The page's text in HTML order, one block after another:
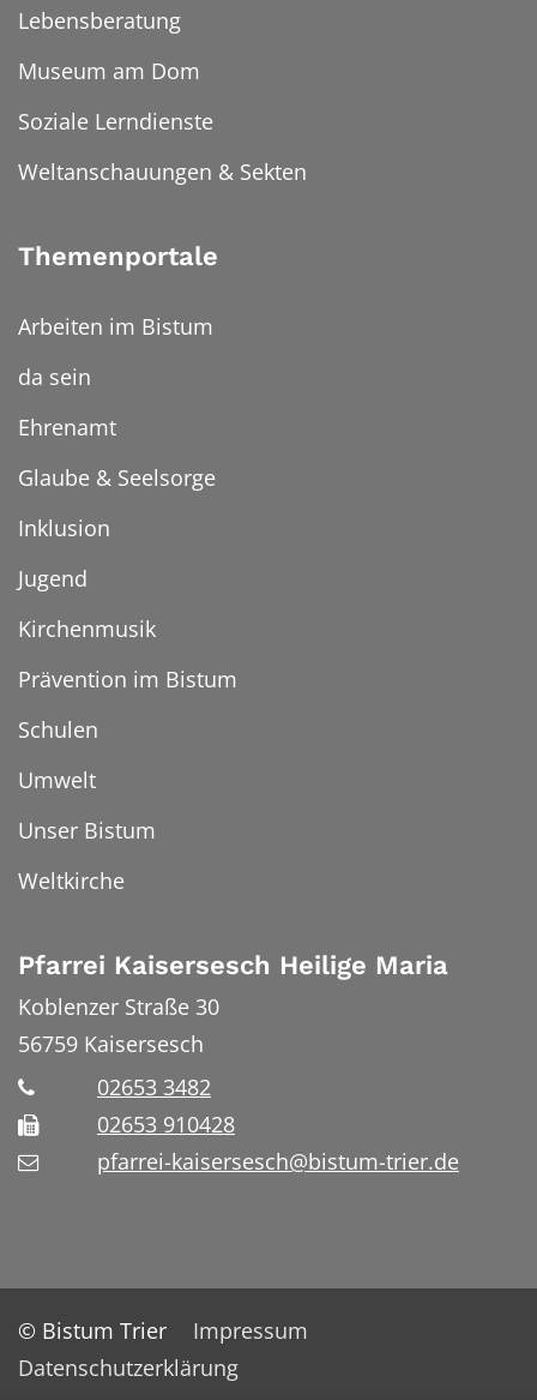
Lebensberatung
Museum am Dom
Soziale Lerndienste
Weltanschauungen & Sekten
Themenportale
Arbeiten im Bistum
da sein
Ehrenamt
Glaube & Seelsorge
Inklusion
Jugend
Kirchenmusik
Prävention im Bistum
Schulen
Umwelt
Unser Bistum
Weltkirche
Pfarrei Kaisersesch Heilige Maria
Koblenzer Straße 30
56759 Kaisersesch
02653 3482
02653 910428
pfarrei-kaisersesch@bistum-trier.de
© Bistum Trier
Impressum
Datenschutzerklärung